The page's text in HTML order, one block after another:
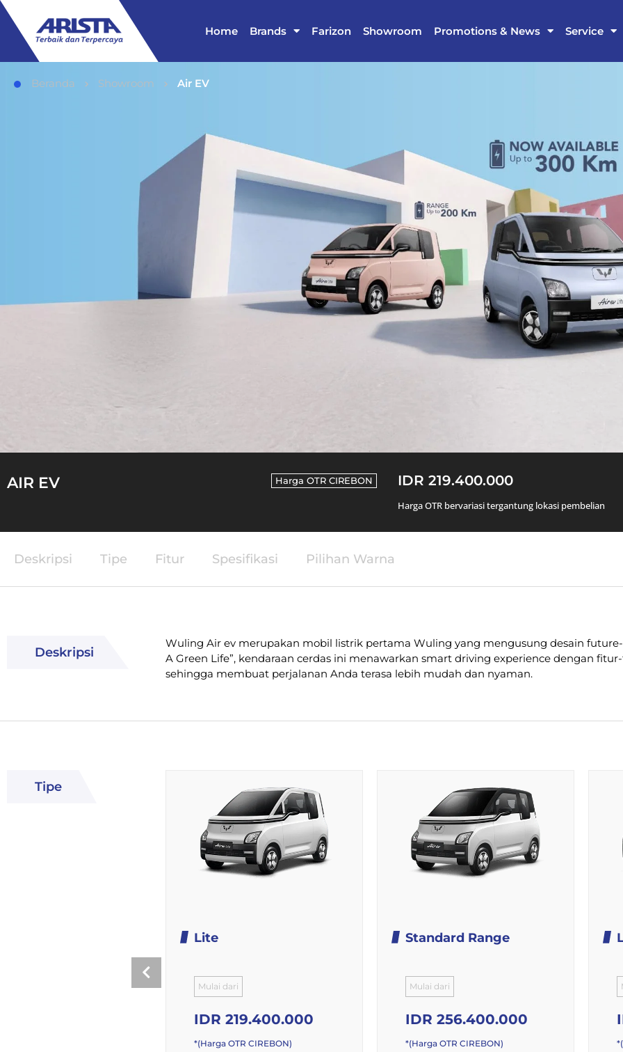
Home Brands Farizon Showroom Promotions & News Service
Beranda Showroom Air EV
AIR EV Harga OTR CIREBON IDR 219.400.000
Harga OTR bervariasi tergantung lokasi pembelian
Deskripsi Tipe Fitur Spesifikasi Pilihan Warna
Deskripsi
Wuling Air ev merupakan mobil listrik pertama Wuling yang mengusung desain
A Green Life”, kendaraan cerdas ini menawarkan smart driving experience dengan
sehingga membuat perjalanan Anda terasa lebih mudah dan nyaman.
Tipe
Lite
Mulai dari
IDR 219.400.000
*(Harga OTR CIREBON)
Standard Range
Mulai dari
IDR 256.400.000
*(Harga OTR CIREBON)